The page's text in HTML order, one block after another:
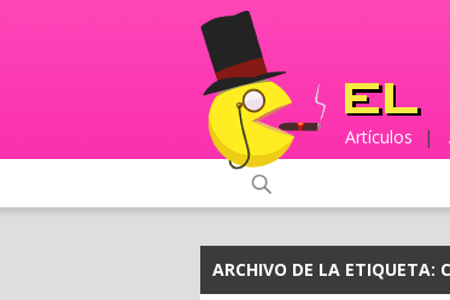
Artículos |
ARCHIVO DE LA ETIQUETA: